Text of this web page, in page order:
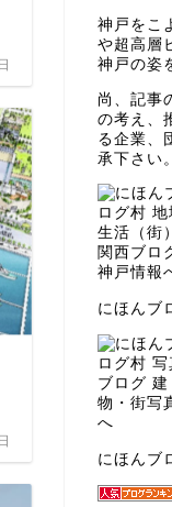
神戸をこ
や超高層
神戸の姿
尚、記事
の考え、
る企業、
承下さい。
にほんブ
にほんブ